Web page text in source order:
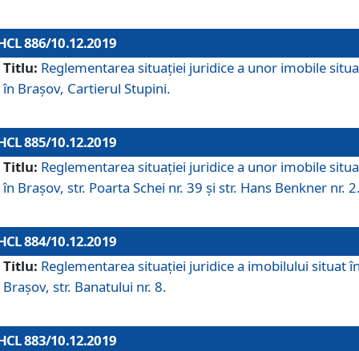
886/10.12.2019
Titlu: Reglementarea situaţiei juridice a unor imobile
în Braşov, Cartierul Stupini.
885/10.12.2019
Titlu: Reglementarea situației juridice a unor imobile
în Brașov, str. Poarta Schei nr. 39 și str. Hans Benkner nr.
884/10.12.2019
Titlu: Reglementarea situației juridice a imobilului situat
Brașov, str. Banatului nr. 8.
883/10.12.2019